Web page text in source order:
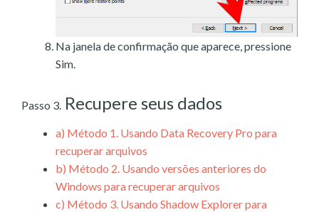
Na janela de confirmação que aparece, pressione
Sim.
Passo 3. Recupere seus dados
a) Método 1. Usando Data Recovery Pro para
recuperar arquivos
b) Método 2. Usando versões anteriores do
Windows para recuperar arquivos
c) Método 3. Usando Shadow Explorer para